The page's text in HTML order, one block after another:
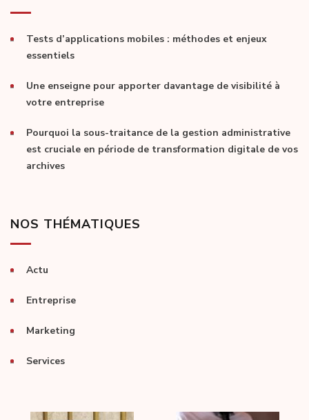
Tests d’applications mobiles : méthodes et enjeux
essentiels
Une enseigne pour apporter davantage de visibilité à
votre entreprise
Pourquoi la sous-traitance de la gestion administrative
est cruciale en période de transformation digitale de vos
archives
NOS THÉMATIQUES
Actu
Entreprise
Marketing
Services